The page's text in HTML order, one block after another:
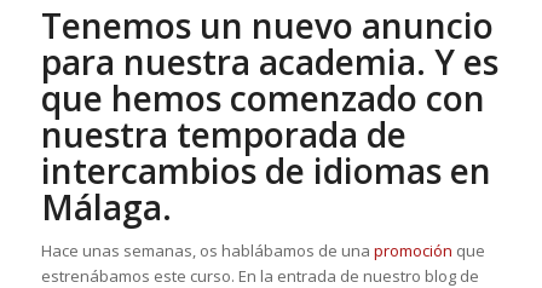
Tenemos un nuevo anuncio
para nuestra academia. Y es
que hemos comenzado con
nuestra temporada de
intercambios de idiomas en
Málaga.
Hace unas semanas, os hablábamos de una promoción que
estrenábamos este curso. En la entrada de nuestro blog de